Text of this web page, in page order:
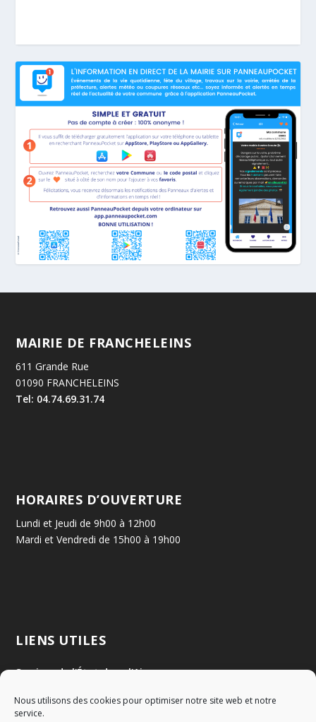
Nous utilisons des cookies pour optimiser notre site web et notre
service.
MAIRIE DE FRANCHELEINS
611 Grande Rue
01090 FRANCHELEINS
Tel: 04.74.69.31.74
HORAIRES D’OUVERTURE
Lundi et Jeudi de 9h00 à 12h00
Mardi et Vendredi de 15h00 à 19h00
LIENS UTILES
Services de l'État dans l'Ain
Communauté de Communes Val de Saône Centre